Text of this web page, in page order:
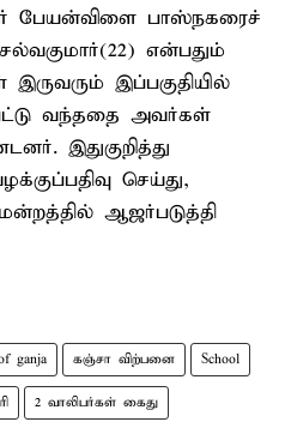
பேயன்விளை பாஸ்நகரைச்
என்பதும்
இப்பகுதியில்
வந்ததை அவர்கள்
இதுகுறித்து
செய்து,
ஆஜர்படுத்தி
ganja கஞ்சா விற்பனை School
2 வாலிபர்கள் கைது